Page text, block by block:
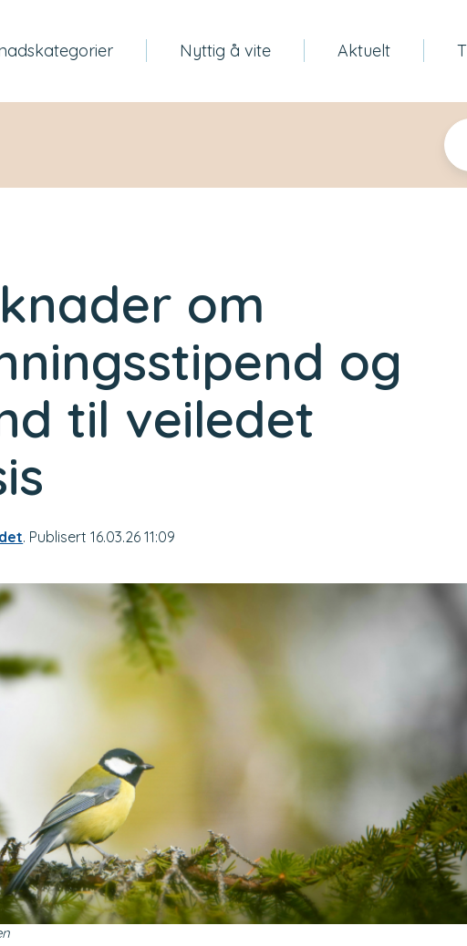
Nyttig å vite Aktuelt
om
og
til veiledet
. Publisert 16.03.26 11:09